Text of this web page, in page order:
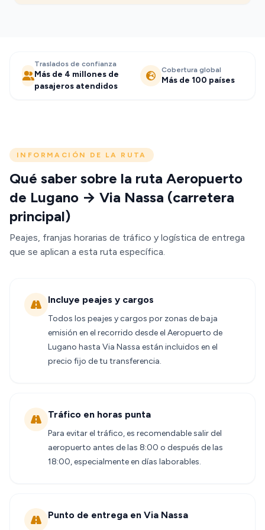
Traslados de confianza
Más de 4 millones de
pasajeros atendidos
Cobertura global
Más de 100 países
INFORMACIÓN DE LA RUTA
Qué saber sobre la ruta Aeropuerto
de Lugano → Via Nassa (carretera
principal)
Peajes, franjas horarias de tráfico y logística de entrega
que se aplican a esta ruta específica.
Incluye peajes y cargos
Todos los peajes y cargos por zonas de baja
emisión en el recorrido desde el Aeropuerto de
Lugano hasta Via Nassa están incluidos en el
precio fijo de tu transferencia.
Tráfico en horas punta
Para evitar el tráfico, es recomendable salir del
aeropuerto antes de las 8:00 o después de las
18:00, especialmente en días laborables.
Punto de entrega en Via Nassa